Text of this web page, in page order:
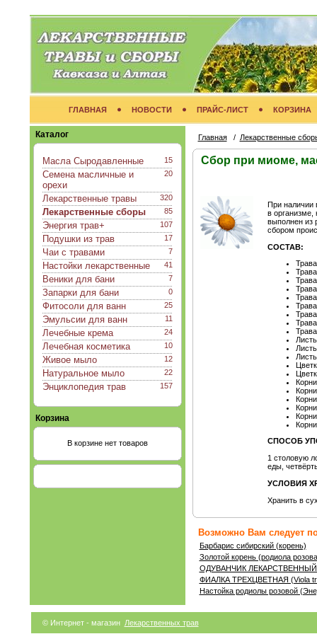
ГЛАВНАЯ НОВОСТИ ПРАЙС-ЛИСТ КОРЗИНА
Каталог
15
Масла Сыродавленные
20
Семена масличные и
орехи
320
Лекарственные травы
85
Лекарственные сборы
107
Энергия трав+
17
Подушки из трав
7
Чаи с травами
41
Настойки лекарственные
7
Веники для бани
0
Запарки для бани
25
Фитосоли для ванн
11
Эмульсии для ванн
24
Лечебные крема
10
Лечебная косметика
12
Живое мыло
22
Натуральное мыло
157
Энциклопедия трав
Корзина
В корзине нет товаров
Главная/ Лекарственные
Сбор при миоме,
При наличии
в организме,
выполнен из
сбором
СОСТАВ:
СПОСОБ
1 столовую
еды,
УСЛОВИЯ
Хранить в
Возможно Вам следует
Барбарис сибирский (корень)
Золотой корень (родиола
ОДУВАНЧИК ЛЕКАРСТВЕННЫЙ
ФИАЛКА ТРЕХЦВЕТНАЯ (Viola
Настойка родиолы розовой
© Интернет - магазин Лекарственных трав